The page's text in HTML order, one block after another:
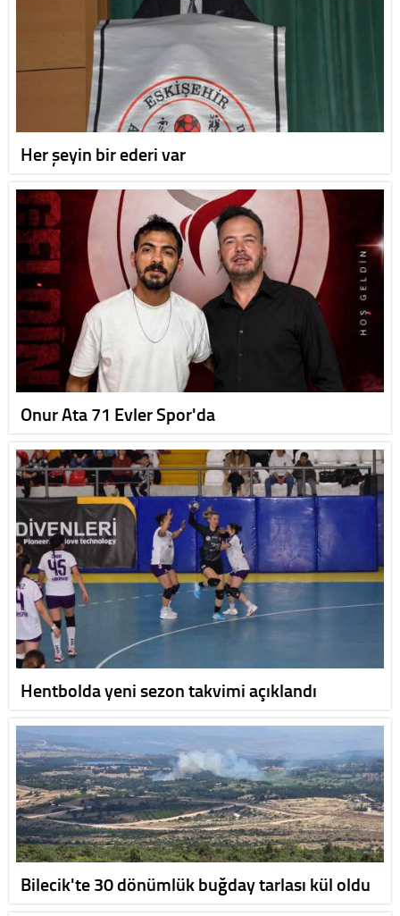
Her şeyin bir ederi var
Onur Ata 71 Evler Spor'da
Hentbolda yeni sezon takvimi açıklandı
Bilecik'te 30 dönümlük buğday tarlası kül oldu